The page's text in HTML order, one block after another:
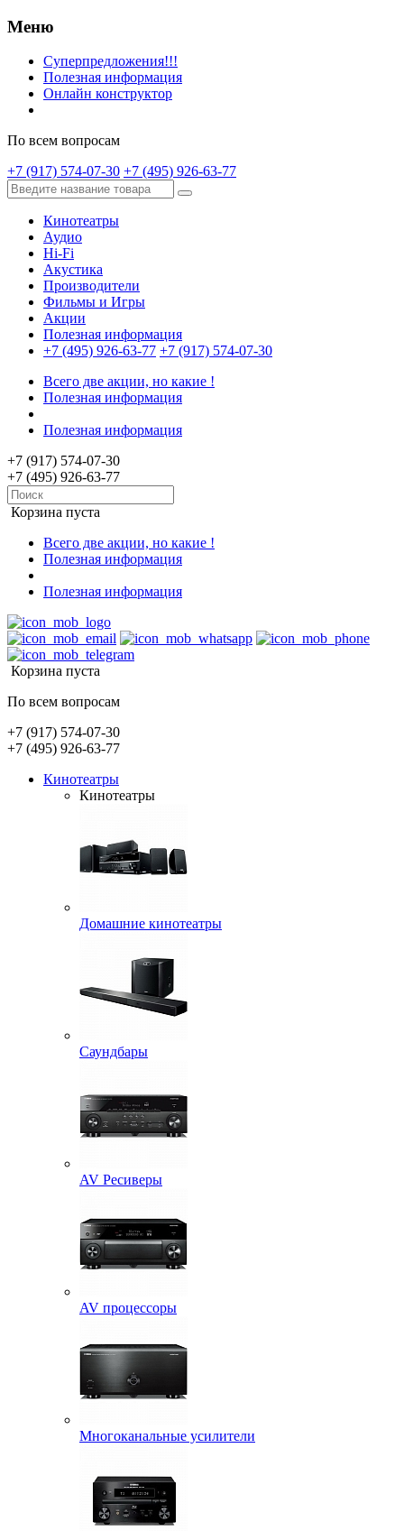
Меню
Суперпредложения!!!
Полезная информация
Онлайн конструктор
По всем вопросам
+7 (917) 574-07-30 +7 (495) 926-63-77
Кинотеатры
Аудио
Hi-Fi
Акустика
Производители
Фильмы и Игры
Акции
Полезная информация
+7 (495) 926-63-77 +7 (917) 574-07-30
Всего две акции, но какие !
Полезная информация
Полезная информация
+7 (917) 574-07-30
+7 (495) 926-63-77
Корзина пуста
Всего две акции, но какие !
Полезная информация
Полезная информация
Корзина пуста
По всем вопросам
+7 (917) 574-07-30
+7 (495) 926-63-77
Кинотеатры
Кинотеатры
Домашние кинотеатры
Саундбары
AV Ресиверы
AV процессоры
Многоканальные усилители